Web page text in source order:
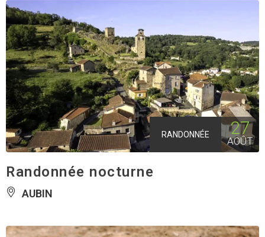
RANDONNÉE 27
AOÛT
Randonnée nocturne
AUBIN